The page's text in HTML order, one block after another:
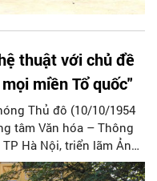
thuật với chủ đề
miền Tổ quốc"
Thủ đô (10/10/1954
tâm Văn hóa – Thông
Hà Nội, triển lãm Ảnh
đề "Tự hào Hà Nội" và